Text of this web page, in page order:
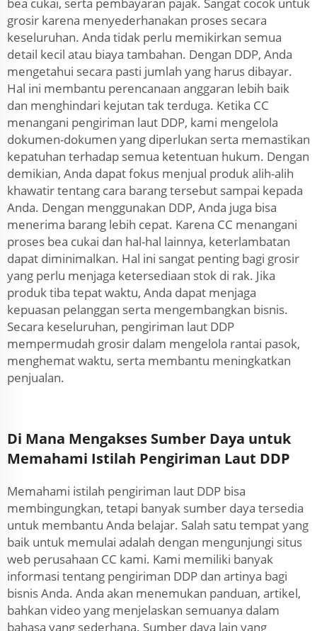
grosir karena menyederhanakan proses secara
keseluruhan. Anda tidak perlu memikirkan semua
detail kecil atau biaya tambahan. Dengan DDP, Anda
mengetahui secara pasti jumlah yang harus dibayar.
Hal ini membantu perencanaan anggaran lebih baik
dan menghindari kejutan tak terduga. Ketika CC
menangani pengiriman laut DDP, kami mengelola
dokumen-dokumen yang diperlukan serta memastikan
kepatuhan terhadap semua ketentuan hukum. Dengan
demikian, Anda dapat fokus menjual produk alih-alih
khawatir tentang cara barang tersebut sampai kepada
Anda. Dengan menggunakan DDP, Anda juga bisa
menerima barang lebih cepat. Karena CC menangani
proses bea cukai dan hal-hal lainnya, keterlambatan
dapat diminimalkan. Hal ini sangat penting bagi grosir
yang perlu menjaga ketersediaan stok di rak. Jika
produk tiba tepat waktu, Anda dapat menjaga
kepuasan pelanggan serta mengembangkan bisnis.
Secara keseluruhan, pengiriman laut DDP
mempermudah grosir dalam mengelola rantai pasok,
menghemat waktu, serta membantu meningkatkan
penjualan.
Di Mana Mengakses Sumber Daya untuk
Memahami Istilah Pengiriman Laut DDP
Memahami istilah pengiriman laut DDP bisa
membingungkan, tetapi banyak sumber daya tersedia
untuk membantu Anda belajar. Salah satu tempat yang
baik untuk memulai adalah dengan mengunjungi situs
web perusahaan CC kami. Kami memiliki banyak
informasi tentang pengiriman DDP dan artinya bagi
bisnis Anda. Anda akan menemukan panduan, artikel,
bahkan video yang menjelaskan semuanya dalam
bahasa yang sederhana. Sumber daya lain yang